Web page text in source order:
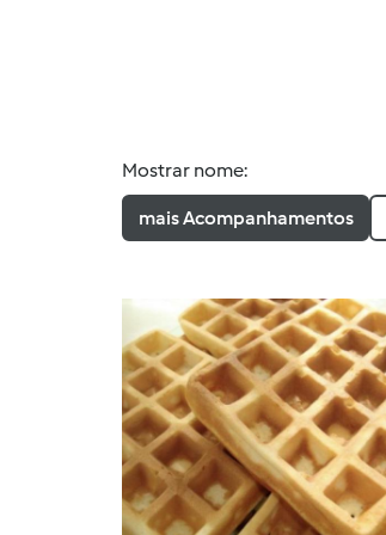
Mostrar nome:
mais Acompanhamentos